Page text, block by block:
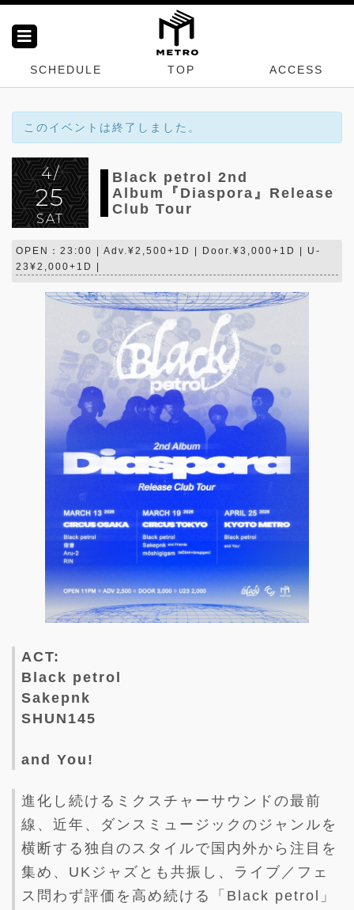
SCHEDULE TOP ACCESS
このイベントは終了しました。
4/
25
SAT
Black petrol 2nd
Album『Diaspora』Release
Club Tour
OPEN：23:00 | Adv.¥2,500+1D | Door.¥3,000+1D | U-
23¥2,000+1D |
ACT:
Black petrol
Sakepnk
SHUN145
and You!
進化し続けるミクスチャーサウンドの最前
線、近年、ダンスミュージックのジャンルを
横断する独自のスタイルで国内外から注目を
集め、UKジャズとも共振し、ライブ／フェ
ス問わず評価を高め続ける「Black petrol」